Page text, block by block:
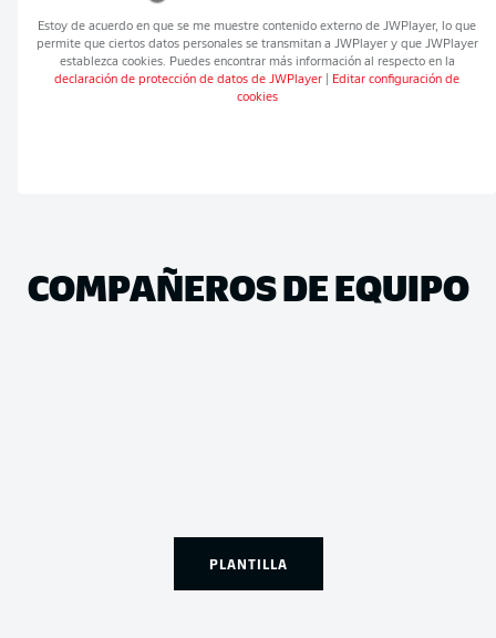
Estoy de acuerdo en que se me muestre contenido externo de JWPlayer, lo que
permite que ciertos datos personales se transmitan a JWPlayery que JWPlayer
establezca cookies. Puedes encontrar más información al respecto en la
declaración de protección de datos de JWPlayer
Editar configuración de
cookies
COMPAÑEROS DE EQUIPO
PLANTILLA